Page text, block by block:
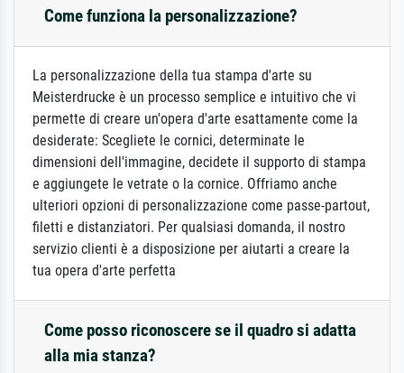
Come funziona la personalizzazione?
La personalizzazione della tua stampa d'arte su
Meisterdrucke è un processo semplice e intuitivo che vi
permette di creare un'opera d'arte esattamente come la
desiderate: Scegliete le cornici, determinate le
dimensioni dell'immagine, decidete il supporto di stampa
e aggiungete le vetrate o la cornice. Offriamo anche
ulteriori opzioni di personalizzazione come passe-partout,
filetti e distanziatori. Per qualsiasi domanda, il nostro
servizio clienti è a disposizione per aiutarti a creare la
tua opera d'arte perfetta
Come posso riconoscere se il quadro si adatta
alla mia stanza?